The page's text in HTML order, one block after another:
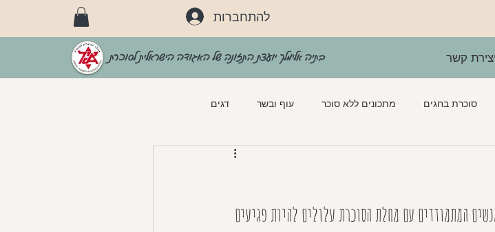
להתחברות
בתיה אלימלך יועצת התזונה של האגודה הישראלית לסוכרת יצירת קשר
סוכרת בחגים מתכונים ללא סוכר עוף ובשר דגים
מאפים
המתמודדים עם מחלת הסוכרת עלולים להיות פגיעים